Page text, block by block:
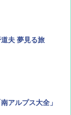
夫 夢見る旅
アルプス大全」